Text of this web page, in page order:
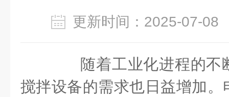
更新时间：2025-07-
随着工业化进程的不
搅拌设备的需求也日益增加